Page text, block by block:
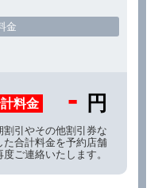
金
料金 - 円
引やその他割引券な
た合計料金を予約店舗
度ご連絡いたします。